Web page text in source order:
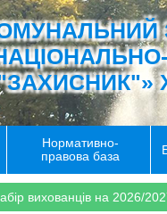
Нормативно-
правова база
вихованців на 2026/